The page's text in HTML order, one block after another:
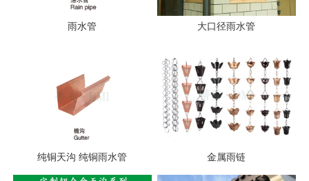
雨水管 大口径雨水管
纯铜天沟 纯铜雨水管 金属雨链